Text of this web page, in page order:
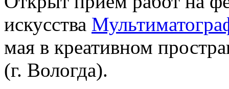
искусства
мая в креативном
(г. Вологда).